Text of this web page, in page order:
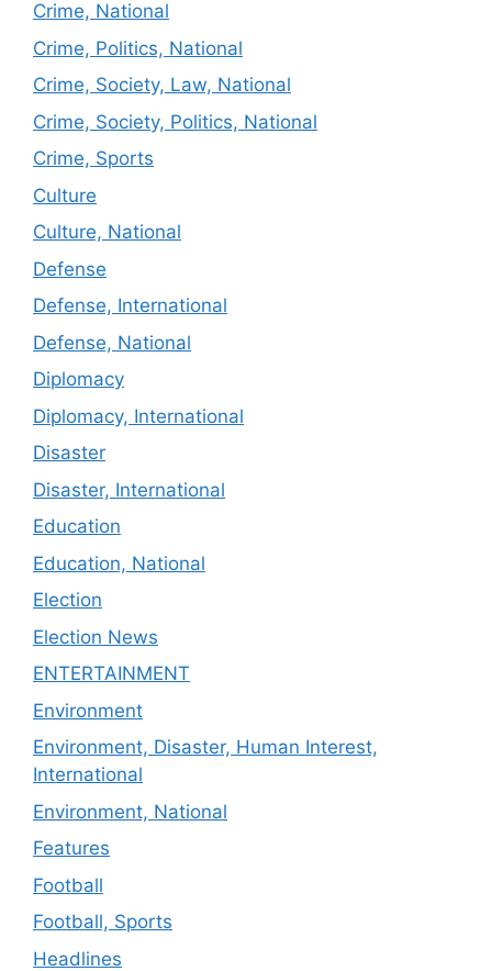
Crime, National
Crime, Politics, National
Crime, Society, Law, National
Crime, Society, Politics, National
Crime, Sports
Culture
Culture, National
Defense
Defense, International
Defense, National
Diplomacy
Diplomacy, International
Disaster
Disaster, International
Education
Education, National
Election
Election News
ENTERTAINMENT
Environment
Environment, Disaster, Human Interest,
International
Environment, National
Features
Football
Football, Sports
Headlines